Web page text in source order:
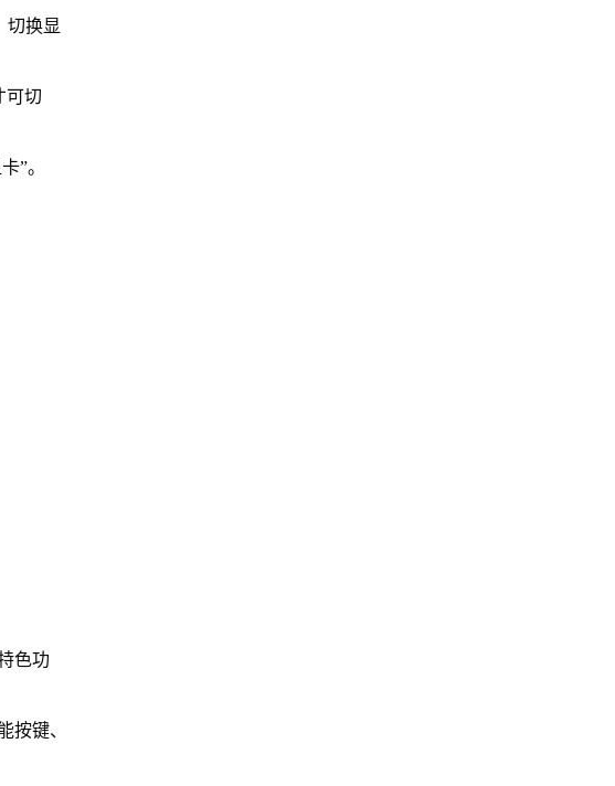
切换显
可切
”。
色功
按键、